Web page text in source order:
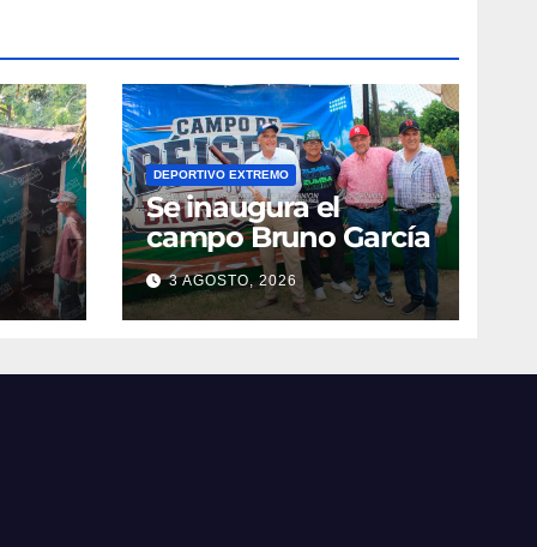
DEPORTIVO EXTREMO
Se inaugura el
campo Bruno García
3 AGOSTO, 2026